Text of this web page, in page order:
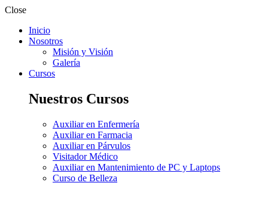
Close
Inicio
Nosotros
Misión y Visión
Galería
Cursos
Nuestros Cursos
Auxiliar en Enfermería
Auxiliar en Farmacia
Auxiliar en Párvulos
Visitador Médico
Auxiliar en Mantenimiento de PC y Laptops
Curso de Belleza